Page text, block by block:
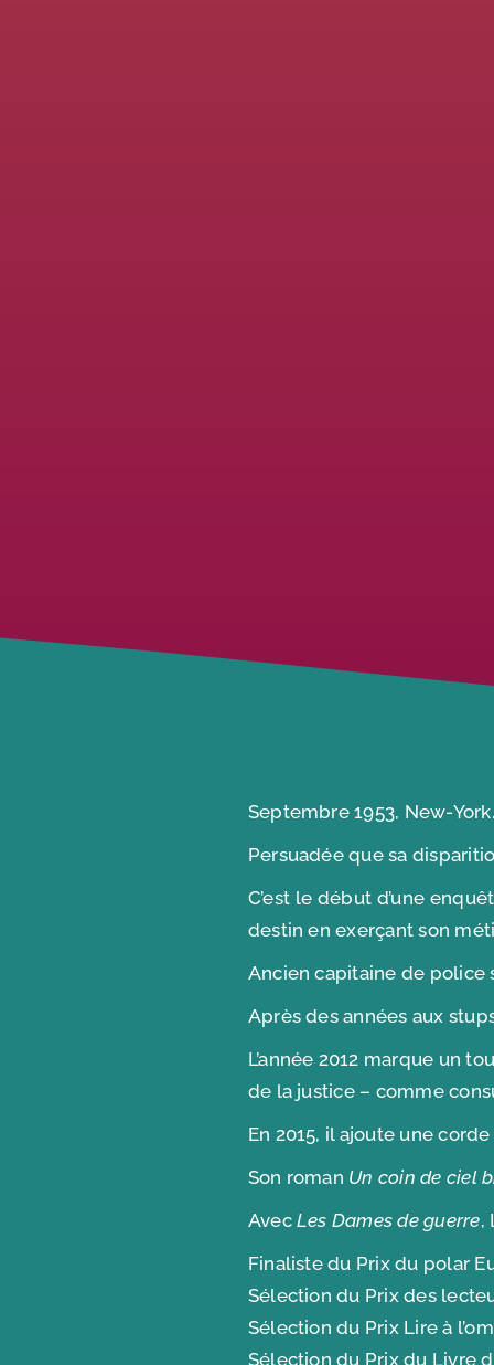
Septembre 1953, New-
Persuadée que sa
C’est le début d’une
destin en exerçant son
Ancien capitaine de police
Après des années aux
L’année 2012 marque un
de la justice – comme
En 2015, il ajoute une
Son roman Un coin de ciel
AvecLes Dames de guerre,
Finaliste du Prix du polar
Sélection du Prix des
Sélection du Prix Lire à
Sélection du Prix du Livre